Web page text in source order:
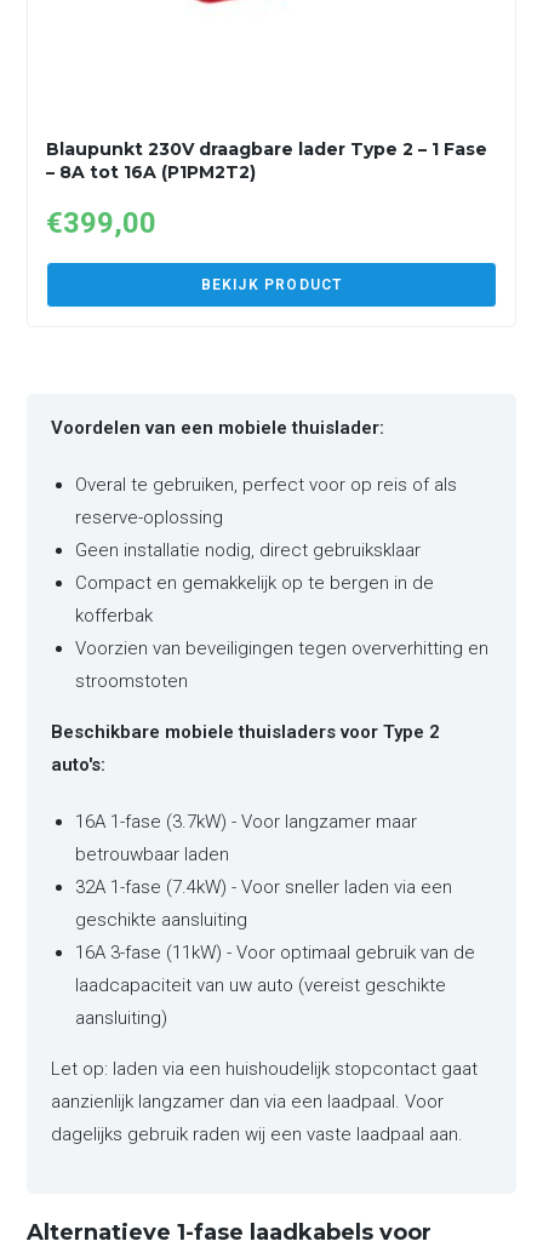
Blaupunkt 230V draagbare lader Type 2 – 1 Fase
– 8A tot 16A (P1PM2T2)
€399,00
BEKIJK PRODUCT
Voordelen van een mobiele thuislader:
Overal te gebruiken, perfect voor op reis of als
reserve-oplossing
Geen installatie nodig, direct gebruiksklaar
Compact en gemakkelijk op te bergen in de
kofferbak
Voorzien van beveiligingen tegen oververhitting en
stroomstoten
Beschikbare mobiele thuisladers voor Type 2
auto's:
16A 1-fase (3.7kW) - Voor langzamer maar
betrouwbaar laden
32A 1-fase (7.4kW) - Voor sneller laden via een
geschikte aansluiting
16A 3-fase (11kW) - Voor optimaal gebruik van de
laadcapaciteit van uw auto (vereist geschikte
aansluiting)
Let op: laden via een huishoudelijk stopcontact gaat
aanzienlijk langzamer dan via een laadpaal. Voor
dagelijks gebruik raden wij een vaste laadpaal aan.
Alternatieve 1-fase laadkabels voor